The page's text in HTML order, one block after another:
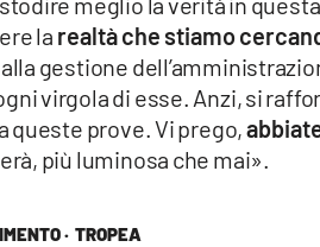
· TROPEA
la realtà che stiamo
gestione
virgola di esse. Anzi, si
queste prove. Vi prego,
più luminosa che mai».